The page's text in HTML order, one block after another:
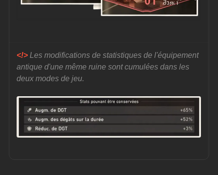
<!> Les modifications de statistiques de l'équipement
antique d'une même ruine sont cumulées dans les
deux modes de jeu.